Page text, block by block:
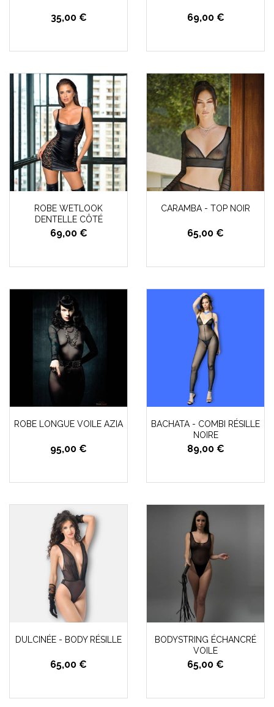
35,00 € 69,00 €
ROBE WETLOOK
DENTELLE CÔTÉ
69,00 €
CARAMBA - TOP NOIR
65,00 €
ROBE LONGUE VOILE AZIA
95,00 €
BACHATA - COMBI RÉSILLE
NOIRE
89,00 €
DULCINÉE - BODY RÉSILLE
65,00 €
BODYSTRING ÉCHANCRÉ
VOILE
65,00 €